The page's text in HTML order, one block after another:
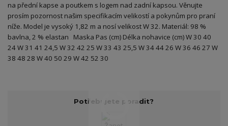
na přední kapse a poutkem s logem nad zadní kapsou. Věnujte
prosím pozornost našim specifikacím velikostí a pokynům pro praní
níže. Model je vysoký 1,82 m a nosí velikost W 32. Materiál: 98 %
bavlna, 2 % elastan Maska Pas (cm) Délka nohavice (cm) W 30 40
24 W 31 41 24,5 W 32 42 25 W 33 43 25,5 W 34 44 26 W 36 46 27 W
38 48 28 W 40 50 29 W 42 52 30
Potřebujete poradit?